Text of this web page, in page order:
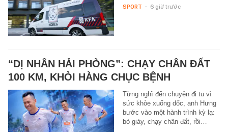
SPORT - 6 giờ trước
“DỊ NHÂN HẢI PHÒNG”: CHẠY CHÂN ĐẤT
100 KM, KHỎI HÀNG CHỤC BỆNH
Từng nghĩ đến chuyện đi tu vì
sức khỏe xuống dốc, anh Hưng
bước vào một hành trình kỳ lạ:
bỏ giày, chạy chân đất, rồi…